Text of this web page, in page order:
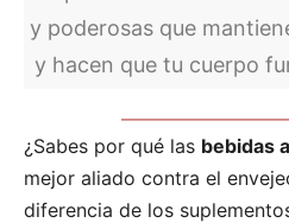
y poderosas que
y hacen que tu cuerpo
¿Sabes por qué las bebidas
mejor aliado contra el
diferencia de los